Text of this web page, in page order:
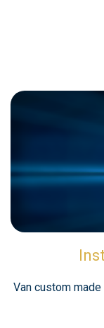
Van custom